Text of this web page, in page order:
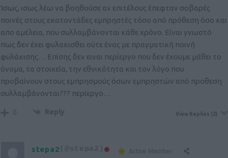
Ίσως, ισως λέω να βοηθούσε αν επιτέλους έπεφταν σοβαρές
ποινές στους εκατοντάδες εμπρηστές τόσο από πρόθεση όσο και
απο αμέλεια, που συλλαμβάνονται κάθε χρόνο. Είναι γνωστό
πως δεν έχει φυλακισθει ούτε ένας με πραγματική ποινή
φυλάκισης… Επίσης δεν ειναι περίεργο που δεν έχουμε μάθει το
όνομα, τα στοιχεία, την εθνικότητα και τον λόγο που
προβαίνουν στους εμπρησμούς όσων εμπρηστών από προθεση
συλλαμβάνονται??? περίεργο…
0 Reply View Replies (2)
stepa2
Active Member